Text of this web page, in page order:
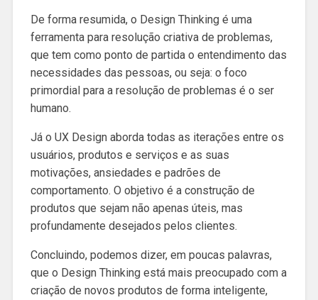
De forma resumida, o Design Thinking é uma
ferramenta para resolução criativa de problemas,
que tem como ponto de partida o entendimento das
necessidades das pessoas, ou seja: o foco
primordial para a resolução de problemas é o ser
humano.
Já o UX Design aborda todas as iterações entre os
usuários, produtos e serviços e as suas
motivações, ansiedades e padrões de
comportamento. O objetivo é a construção de
produtos que sejam não apenas úteis, mas
profundamente desejados pelos clientes.
Concluindo, podemos dizer, em poucas palavras,
que o Design Thinking está mais preocupado com a
criação de novos produtos de forma inteligente,